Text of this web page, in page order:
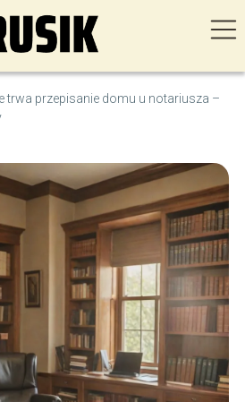
Ile trwa przepisanie domu u notariusza –